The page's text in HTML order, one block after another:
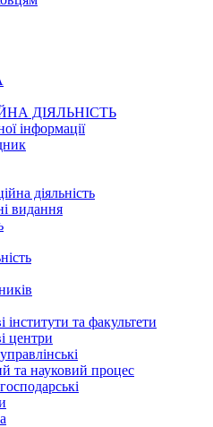
ДІЯЛЬНІСТЬ
інформації
діяльність
видання
інститути та факультети
центри
та науковий процес